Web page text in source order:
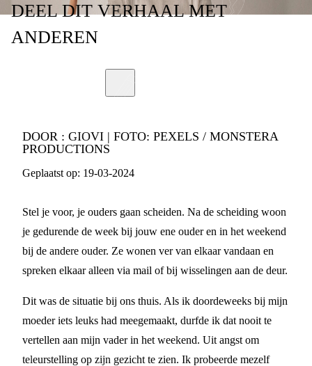
DEELDIT VERHAALMET
ANDEREN
DOOR : GIOVI | FOTO: PEXELS / MONSTERA
PRODUCTIONS
Geplaatst op: 19-03-2024
Stel je voor, je ouders gaan scheiden. Na de scheiding woon
je gedurende de week bij jouw ene ouder en in het weekend
bij de andere ouder. Ze wonen ver van elkaar vandaan en
spreken elkaar alleen via mail of bij wisselingen aan de deur.
Dit was de situatie bij ons thuis. Als ik doordeweeks bij mijn
moeder iets leuks had meegemaakt, durfde ik dat nooit te
vertellen aan mijn vader in het weekend. Uit angst om
teleurstelling op zijn gezicht te zien. Ik probeerde mezelf